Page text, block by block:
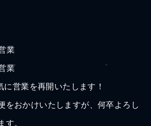
業
業
営業を再開いたします！
をおかけいたしますが、何卒よろし
す。